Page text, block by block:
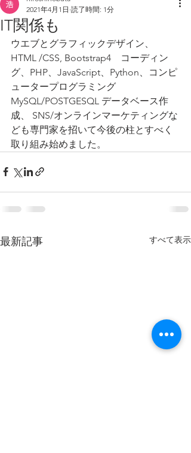
IT関係も
2021年4月1日 読了時間: 1分
ウエブとグラフィックデザイン、
HTML /CSS, Bootstrap4　コーディン
グ、PHP、JavaScript、Python、コンピ
ュータープログラミング
MySQL/POSTGESQL データベース作
成、 SNS/オンラインマーケティングな
ども専門家を招いて今後の柱とすべく
取り組み始めました。
最新記事 すべて表示